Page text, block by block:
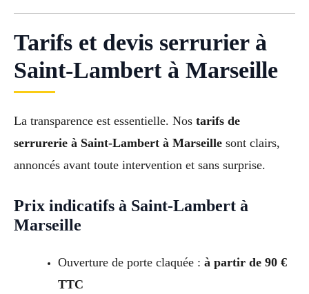
Tarifs et devis serrurier à
Saint-Lambert à Marseille
La transparence est essentielle. Nos tarifs de
serrurerie à Saint-Lambert à Marseille sont clairs,
annoncés avant toute intervention et sans surprise.
Prix indicatifs à Saint-Lambert à
Marseille
Ouverture de porte claquée : à partir de 90 €
TTC